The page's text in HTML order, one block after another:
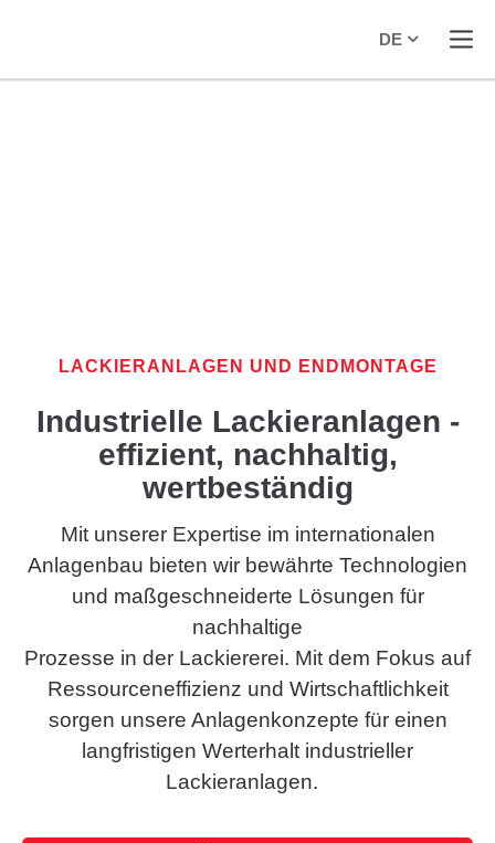
DE
LACKIERANLAGEN UND ENDMONTAGE
Industrielle Lackieranlagen -
effizient, nachhaltig,
wertbeständig
Mit unserer Expertise im internationalen
Anlagenbau bieten wir bewährte Technologien
und maßgeschneiderte Lösungen für
nachhaltige
Prozesse in der Lackiererei. Mit dem Fokus auf
Ressourceneffizienz und Wirtschaftlichkeit
sorgen unsere Anlagenkonzepte für einen
langfristigen Werterhalt industrieller
Lackieranlagen.